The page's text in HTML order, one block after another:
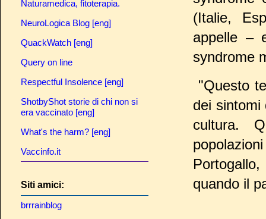
(Italie,
appelle –
syndrome
"Questo
dei sintomi
cultura.
quando il
Naturamedica, fitoterapia.
NeuroLogica Blog [eng]
QuackWatch [eng]
Query on line
Respectful Insolence [eng]
ShotbyShot storie di chi non si
era vaccinato [eng]
What's the harm? [eng]
Vaccinfo.it
Siti amici:
brrrainblog